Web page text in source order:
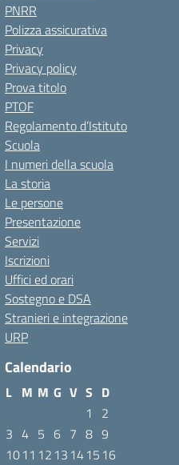
PNRR
Polizza assicurativa
Privacy
Privacy policy
Prova titolo
PTOF
Regolamento d’Istituto
Scuola
I numeri della scuola
La storia
Le persone
Presentazione
Servizi
Iscrizioni
Uffici ed orari
Sostegno e DSA
Stranieri e integrazione
URP
Calendario
L M M G V S D
1
2
3 4 5 6 7 8 9
1011 12 13 1415 16